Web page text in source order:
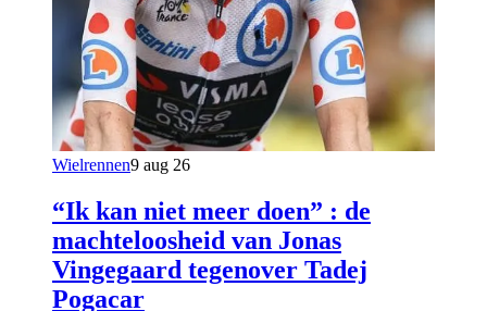
Wielrennen9 aug 26
“Ik kan niet meer doen” : de
machteloosheid van Jonas
Vingegaard tegenover Tadej
Pogacar